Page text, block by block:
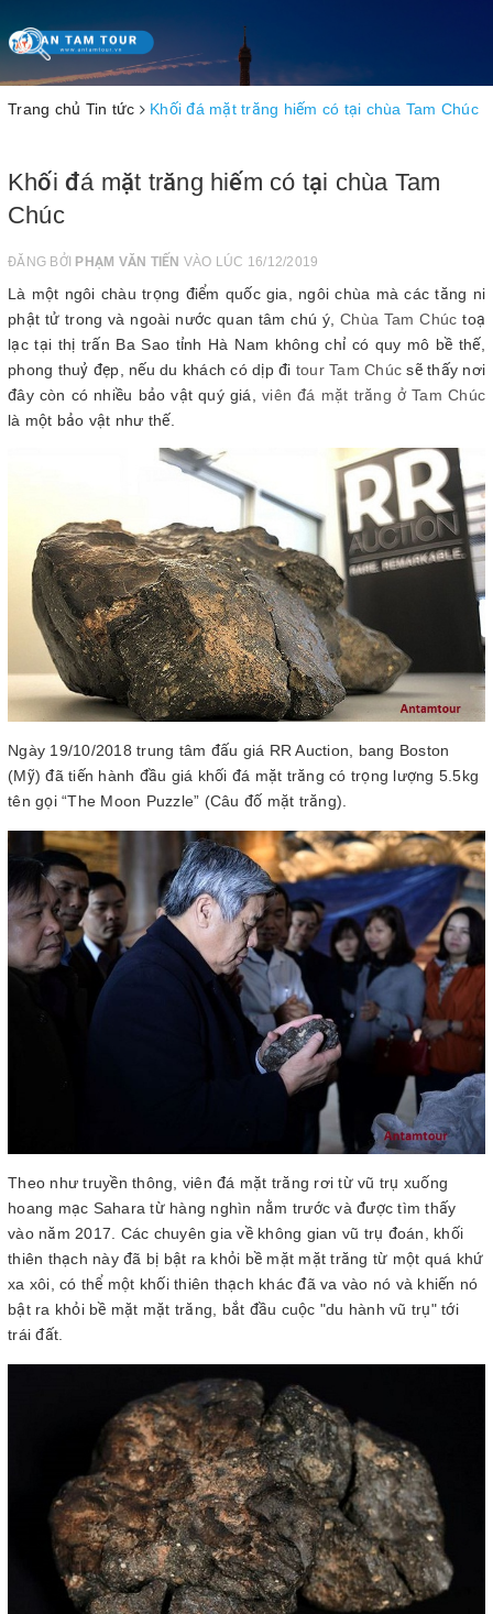
Toggle
navigation
Trang chủ Tin tức Khối đá mặt trăng hiếm có tại chùa Tam Chúc
Khối đá mặt trăng hiếm có tại chùa Tam
Chúc
ĐĂNG BỞI PHẠM VĂN TIẾN VÀO LÚC 16/12/2019
Là một ngôi chàu trọng điểm quốc gia, ngôi chùa mà các tăng ni
phật tử trong và ngoài nước quan tâm chú ý,Chùa Tam Chúc toạ
lạc tại thị trấn Ba Sao tỉnh Hà Nam không chỉ có quy mô bề thế,
phong thuỷ đẹp, nếu du khách có dịp đi tour Tam Chúc sẽ thấy nơi
đây còn có nhiều bảo vật quý giá,viên đá mặt trăng ở Tam Chúc
là một bảo vật như thế.
Ngày 19/10/2018 trung tâm đấu giá RR Auction, bang Boston
(Mỹ) đã tiến hành đầu giá khối đá mặt trăng có trọng lượng 5.5kg
tên gọi “The Moon Puzzle” (Câu đố mặt trăng).
Theo như truyền thông, viên đá mặt trăng rơi từ vũ trụ xuống
hoang mạc Sahara từ hàng nghìn nằm trước và được tìm thấy
vào năm 2017. Các chuyên gia về không gian vũ trụ đoán, khối
thiên thạch này đã bị bật ra khỏi bề mặt mặt trăng từ một quá khứ
xa xôi, có thể một khối thiên thạch khác đã va vào nó và khiến nó
bật ra khỏi bề mặt mặt trăng, bắt đầu cuộc "du hành vũ trụ" tới
trái đất.